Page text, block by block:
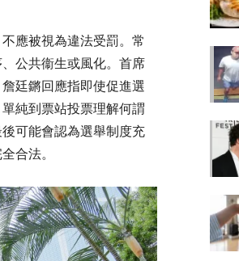
應被視為違法受罰。常
公共衞生或風化。首席
廷鏘回應指即使促進選
純到票站投票理解何謂
可能會認為選舉制度充
合法。